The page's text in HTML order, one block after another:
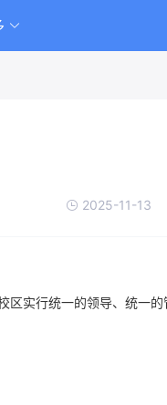
2025-11-13
区实行统一的领导、统一